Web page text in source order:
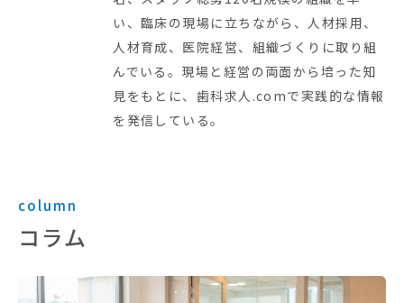
い、臨床の現場に立ちながら、人材採用、
人材育成、医院経営、組織づくりに取り組
んでいる。現場と経営の両面から培った知
見をもとに、歯科求人.comで実践的な情報
を発信している。
column
コラム